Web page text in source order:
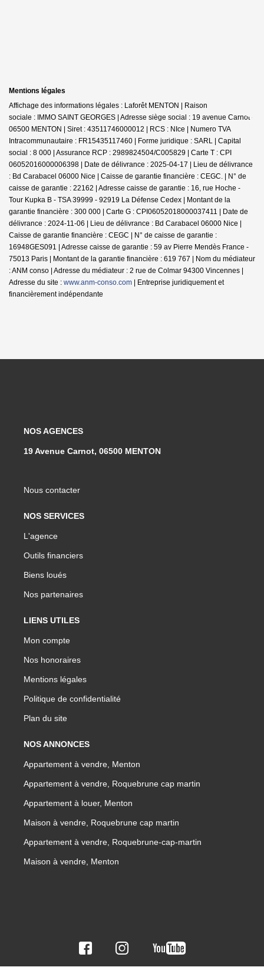
Mentions légales
Affichage des informations légales : Laforêt MENTON | Raison
sociale : IMMO SAINT GEORGES | Adresse siège social : 19 avenue Carnot -
06500 MENTON | Siret : 43511746000012 | RCS : NIce | Numero TVA
Intracommunautaire : FR15435117460 | Forme juridique : SARL | Capital
social : 8 000 | Assurance RCP : 2989824504/C005829 | Carte T : CPI
06052016000006398 | Date de délivrance : 2025-04-17 | Lieu de délivrance
: Bd Carabacel 06000 Nice | Caisse de garantie financière : CEGC. | N° de
caisse de garantie : 22162 | Adresse caisse de garantie : 16, rue Hoche -
Tour Kupka B - TSA 39999 - 92919 La Défense Cedex | Montant de la
garantie financière : 300 000 | Carte G : CPI06052018000037411 | Date de
délivrance : 2024-11-06 | Lieu de délivrance : Bd Carabacel 06000 Nice |
Caisse de garantie financière : CEGC | N° de caisse de garantie :
16948GES091 | Adresse caisse de garantie : 59 av Pierre Mendès France -
75013 Paris | Montant de la garantie financière : 619 767 | Nom du médiateur
: ANM conso | Adresse du médiateur : 2 rue de Colmar 94300 Vincennes |
Adresse du site : www.anm-conso.com | Entreprise juridiquement et
financièrement indépendante
NOS AGENCES
19 Avenue Carnot, 06500 MENTON
Nous contacter
NOS SERVICES
L'agence
Outils financiers
Biens loués
Nos partenaires
LIENS UTILES
Mon compte
Nos honoraires
Mentions légales
Politique de confidentialité
Plan du site
NOS ANNONCES
Appartement à vendre, Menton
Appartement à vendre, Roquebrune cap martin
Appartement à louer, Menton
Maison à vendre, Roquebrune cap martin
Appartement à vendre, Roquebrune-cap-martin
Maison à vendre, Menton